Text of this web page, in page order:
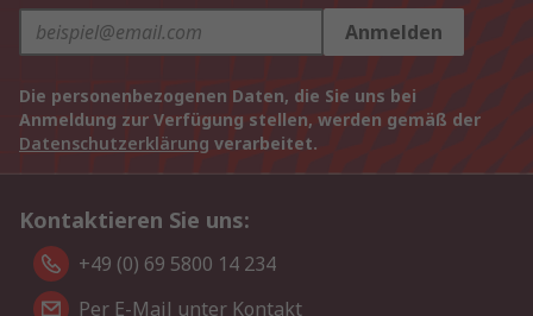
Anmelden
Die personenbezogenen Daten, die Sie uns bei
Anmeldung zur Verfügung stellen, werden gemäß der
Datenschutzerklärung verarbeitet.
Kontaktieren Sie uns:
+49 (0) 69 5800 14 234
Per E-Mail unter Kontakt